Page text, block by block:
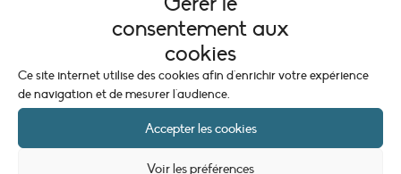
consentement aux
cookies
Ce site internet utilise des cookies afin d'enrichir votre expérience
de navigation et de mesurer l'audience.
Accepter les cookies
Voir les préférences
INFORMATIONS LÉGALES
Mentions légales
Politique de cookies (UE)